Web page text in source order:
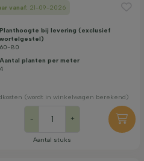
vanaf: 21-09-2026
Planthoogte bij levering (exclusief
wortelgestel)
60-80
Aantal planten per meter
4
(wordt in winkelwagen berekend)
- +
Aantal stuks